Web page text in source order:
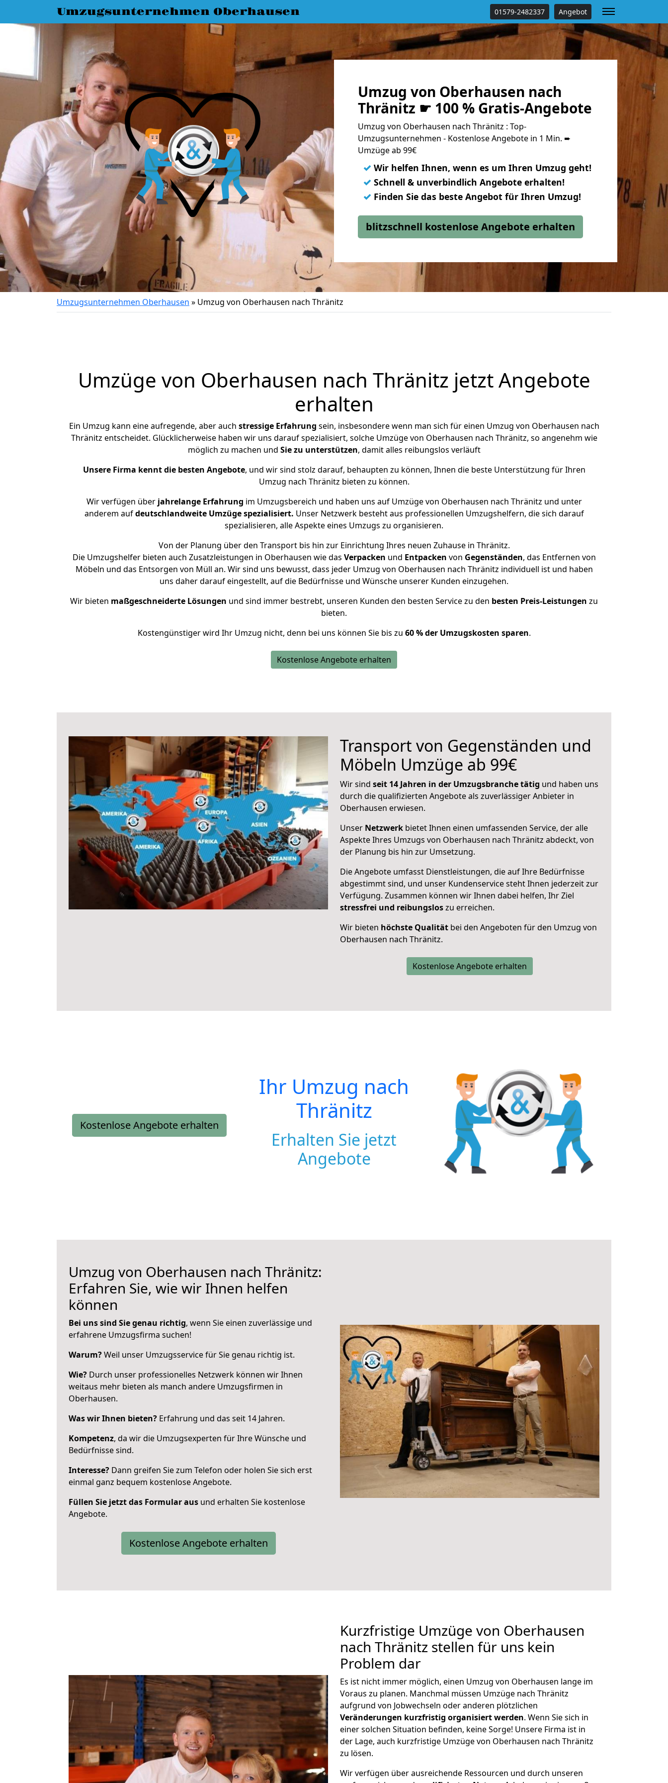
Umzugsunternehmen Oberhausen 01579-2482337 Angebot
Umzug von Oberhausen nach
Thränitz ☛ 100 % Gratis-Angebote
Umzug von Oberhausen nach Thränitz : Top-
Umzugsunternehmen - Kostenlose Angebote in 1 Min. ➨
Umzüge ab 99€
✓ Wir helfen Ihnen, wenn es um Ihren Umzug geht!
✓ Schnell & unverbindlich Angebote erhalten!
✓ Finden Sie das beste Angebot für Ihren Umzug!
blitzschnell kostenlose Angebote erhalten
Umzugsunternehmen Oberhausen » Umzug von Oberhausen nach Thränitz
Umzüge von Oberhausen nach Thränitz jetzt Angebote
erhalten
Ein Umzug kann eine aufregende, aber auch stressige Erfahrung sein, insbesondere wenn man sich für einen Umzug von Oberhausen nach
Thränitz entscheidet. Glücklicherweise haben wir uns darauf spezialisiert, solche Umzüge von Oberhausen nach Thränitz, so angenehm wie
möglich zu machen und Sie zu unterstützen, damit alles reibungslos verläuft
Unsere Firma kennt die besten Angebote, und wir sind stolz darauf, behaupten zu können, Ihnen die beste Unterstützung für Ihren
Umzug nach Thränitz bieten zu können.
Wir verfügen überjahrelange Erfahrung im Umzugsbereich und haben uns auf Umzüge von Oberhausen nach Thränitz und unter
anderem aufdeutschlandweite Umzüge spezialisiert. Unser Netzwerk besteht aus professionellen Umzugshelfern, die sich darauf
spezialisieren, alle Aspekte eines Umzugs zu organisieren.
Von der Planung über den Transport bis hin zur Einrichtung Ihres neuen Zuhause in Thränitz.
Die Umzugshelfer bieten auch Zusatzleistungen in Oberhausen wie das Verpacken und Entpacken von Gegenständen, das Entfernen von
Möbeln und das Entsorgen von Müll an. Wir sind uns bewusst, dass jeder Umzug von Oberhausen nach Thränitz individuell ist und haben
uns daher darauf eingestellt, auf die Bedürfnisse und Wünsche unserer Kunden einzugehen.
Wir bieten maßgeschneiderte Lösungen und sind immer bestrebt, unseren Kunden den besten Service zu den besten Preis-Leistungen zu
bieten.
Kostengünstiger wird Ihr Umzug nicht, denn bei uns können Sie bis zu 60 % der Umzugskosten sparen.
Kostenlose Angebote erhalten
Transport von Gegenständen und
Möbeln Umzüge ab 99€
Wir sind seit 14 Jahren in der Umzugsbranche tätig und haben uns
durch die qualifizierten Angebote als zuverlässiger Anbieter in
Oberhausen erwiesen.
Unser Netzwerk bietet Ihnen einen umfassenden Service, der alle
Aspekte Ihres Umzugs von Oberhausen nach Thränitz abdeckt, von
der Planung bis hin zur Umsetzung.
Die Angebote umfasst Dienstleistungen, die auf Ihre Bedürfnisse
abgestimmt sind, und unser Kundenservice steht Ihnen jederzeit zur
Verfügung. Zusammen können wir Ihnen dabei helfen, Ihr Ziel
stressfrei und reibungsloszu erreichen.
Wir bieten höchste Qualität bei den Angeboten für den Umzug von
Oberhausen nach Thränitz.
Kostenlose Angebote erhalten
Kostenlose Angebote erhalten
Ihr Umzug nach
Thränitz
Erhalten Sie jetzt
Angebote
Umzug von Oberhausen nach Thränitz:
Erfahren Sie, wie wir Ihnen helfen
können
Bei uns sind Sie genau richtig, wenn Sie einen zuverlässige und
erfahrene Umzugsfirma suchen!
Warum?Weil unser Umzugsservice für Sie genau richtig ist.
Wie? Durch unser professionelles Netzwerk können wir Ihnen
weitaus mehr bieten als manch andere Umzugsfirmen in
Oberhausen.
Was wir Ihnen bieten? Erfahrung und das seit 14 Jahren.
Kompetenz, da wir die Umzugsexperten für Ihre Wünsche und
Bedürfnisse sind.
Interesse? Dann greifen Sie zum Telefon oder holen Sie sich erst
einmal ganz bequem kostenlose Angebote.
Füllen Sie jetzt das Formular aus und erhalten Sie kostenlose
Angebote.
Kostenlose Angebote erhalten
Kurzfristige Umzüge von Oberhausen
nach Thränitz stellen für uns kein
Problem dar
Es ist nicht immer möglich, einen Umzug von Oberhausen lange im
Voraus zu planen. Manchmal müssen Umzüge nach Thränitz
aufgrund von Jobwechseln oder anderen plötzlichen
Veränderungen kurzfristig organisiert werden. Wenn Sie sich in
einer solchen Situation befinden, keine Sorge! Unsere Firma ist in
der Lage, auch kurzfristige Umzüge von Oberhausen nach Thränitz
zu lösen.
Wir verfügen über ausreichende Ressourcen und durch unseren